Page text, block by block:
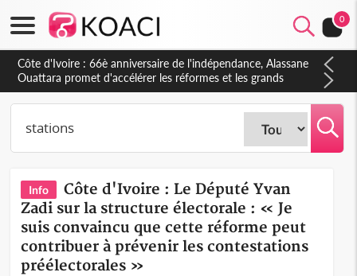
0
Côte d'Ivoire : À Abidjan, Amadou Oury Bah admire le modèle
ivoirien et veut s'en inspirer pour accélérer le développement
de la Guinée
Info
Côte d'Ivoire : Le Député Yvan
Zadi sur la structure électorale : « Je
suis convaincu que cette réforme peut
contribuer à prévenir les contestations
préélectorales »